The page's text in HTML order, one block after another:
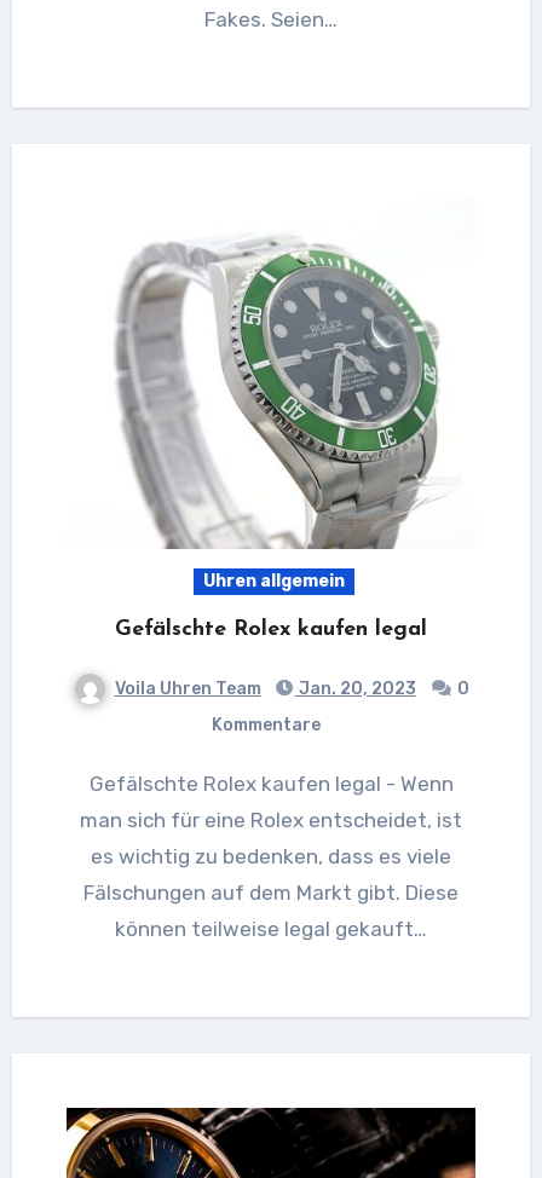
Fakes. Seien…
Uhren allgemein
Gefälschte Rolex kaufen legal
Voila Uhren Team Jan. 20, 2023
0
Kommentare
Gefälschte Rolex kaufen legal - Wenn
man sich für eine Rolex entscheidet, ist
es wichtig zu bedenken, dass es viele
Fälschungen auf dem Markt gibt. Diese
können teilweise legal gekauft…